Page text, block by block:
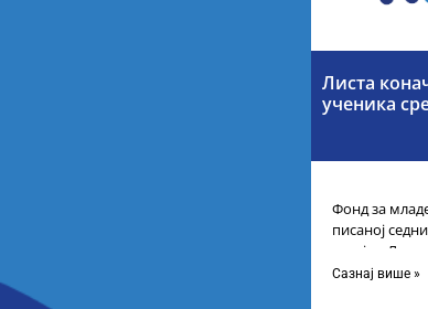
Листа
ученика
Фонд за
писаној
усвојио
Сазнај више »